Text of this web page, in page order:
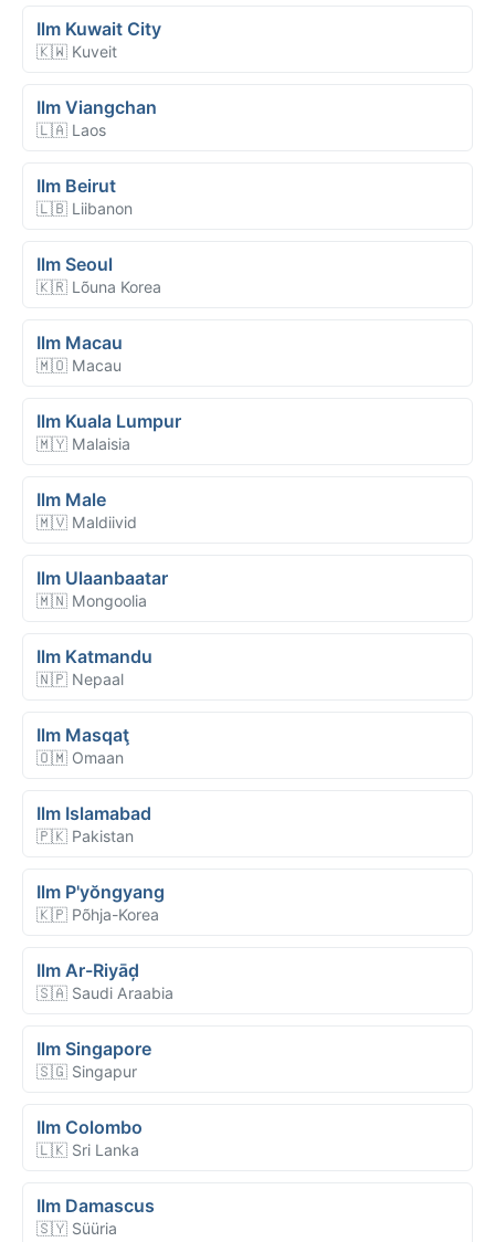
Ilm Kuwait City
🇰🇼 Kuveit
Ilm Viangchan
🇱🇦 Laos
Ilm Beirut
🇱🇧 Liibanon
Ilm Seoul
🇰🇷 Lõuna Korea
Ilm Macau
🇲🇴 Macau
Ilm Kuala Lumpur
🇲🇾 Malaisia
Ilm Male
🇲🇻 Maldiivid
Ilm Ulaanbaatar
🇲🇳 Mongoolia
Ilm Katmandu
🇳🇵 Nepaal
Ilm Masqaţ
🇴🇲 Omaan
Ilm Islamabad
🇵🇰 Pakistan
Ilm P'yŏngyang
🇰🇵 Põhja-Korea
Ilm Ar-Riyāḑ
🇸🇦 Saudi Araabia
Ilm Singapore
🇸🇬 Singapur
Ilm Colombo
🇱🇰 Sri Lanka
Ilm Damascus
🇸🇾 Süüria